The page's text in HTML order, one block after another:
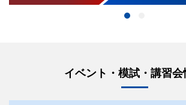
イベント・模試・講習会